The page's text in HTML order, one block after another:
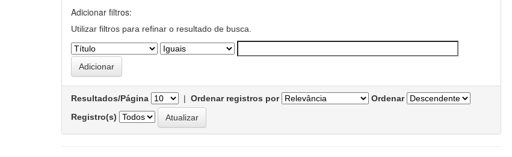
Adicionar filtros:
Utilizar filtros para refinar o resultado de busca.
Resultados/Página | Ordenar registros por
Ordenar
Registro(s)